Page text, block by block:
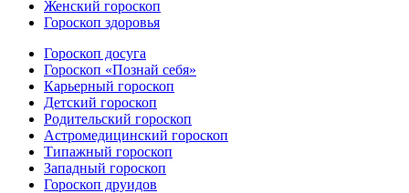
Женский гороскоп
Гороскоп здоровья
Гороскоп досуга
Гороскоп «Познай себя»
Карьерный гороскоп
Детский гороскоп
Родительский гороскоп
Астромедицинский гороскоп
Типажный гороскоп
Западный гороскоп
Гороскоп друидов